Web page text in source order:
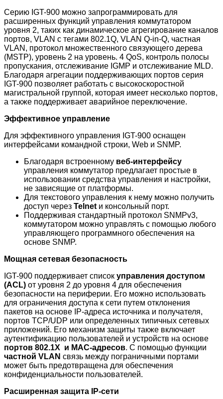
Серию IGT-900 можно запрограммировать для
расширенных функций управления коммутатором
уровня 2, таких как динамическое агрегирование каналов
портов, VLAN с тегами 802.1Q, VLAN Q-in-Q, частная
VLAN, протокол множественного связующего дерева
(MSTP), уровень 2 на уровень. 4 QoS, контроль полосы
пропускания, отслеживание IGMP и отслеживание MLD.
Благодаря агрегации поддерживающих портов серия
IGT-900 позволяет работать с высокоскоростной
магистральной группой, которая имеет несколько портов,
а также поддерживает аварийное переключение.
Эффективное управление
Для эффективного управления IGT-900 оснащен
интерфейсами командной строки, Web и SNMP.
Благодаря встроенному веб-интерфейсу
управления коммутатор предлагает простые в
использовании средства управления и настройки,
не зависящие от платформы.
Для текстового управления к нему можно получить
доступ через Telnet и консольный порт.
Поддерживая стандартный протокол SNMPv3,
коммутатором можно управлять с помощью любого
управляющего программного обеспечения на
основе SNMP.
Мощная сетевая безопасность
IGT-900 поддерживает список управления доступом
(ACL) от уровня 2 до уровня 4 для обеспечения
безопасности на периферии. Его можно использовать
для ограничения доступа к сети путем отклонения
пакетов на основе IP-адреса источника и получателя,
портов TCP/UDP или определенных типичных сетевых
приложений. Его механизм защиты также включает
аутентификацию пользователей и устройств на основе
портов 802.1X и MAC-адресов. С помощью функции
частной VLAN связь между пограничными портами
может быть предотвращена для обеспечения
конфиденциальности пользователей.
Расширенная защита IP-сети